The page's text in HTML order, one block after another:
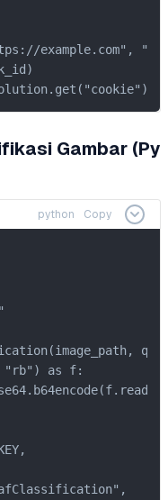
example.com",
Gambar (Py
python Copy
as f: